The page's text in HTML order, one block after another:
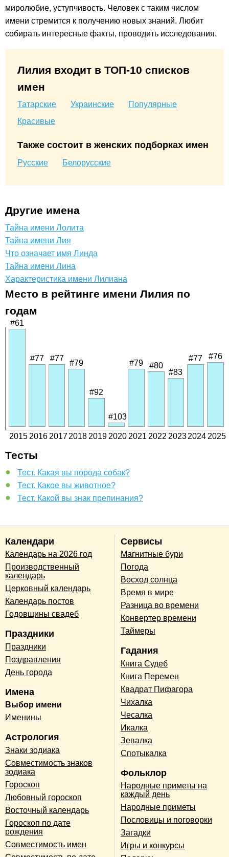
миролюбие, уступчивость. Человек с таким числом
имени стремится к получению новых знаний. Любит
собирать интересные факты, проводить исследования.
Лилия входит в ТОП-10 списков
имен
Татарские Украинские
Популярные
Красивые
Также состоит в женских подборках имен
Русские Белорусские
Другие имена
Тайна имени Лолита
Тайна имени Лия
Что означает имя Линда
Тайна имени Лина
Характеристика имени Лилиана
Место в рейтинге имени Лилия по
годам
#61
2015
#77
2016
#77
2017
#79
2018
#92
2019
#103
2020
#79
2021
#80
2022
#83
2023
#77
2024
#76
2025
Тесты
Тест. Какая вы порода собак?
Тест. Какое вы животное?
Тест. Какой вы знак препинания?
Календари
Календарь на 2026 год
Производственный
календарь
Церковный календарь
Календарь постов
Годовщины свадеб
Праздники
Праздники
Поздравления
День города
Имена
Выбор имени
Именины
Астрология
Знаки зодиака
Совместимость знаков
зодиака
Гороскоп
Любовный гороскоп
Восточный календарь
Гороскоп по дате
рождения
Совместимость имен
Сервисы
Магнитные бури
Погода
Восход солнца
Время в мире
Разница во времени
Конвертер времени
Таймеры
Гадания
Книга Судеб
Книга Перемен
Квадрат Пифагора
Чихалка
Чесалка
Икалка
Зевалка
Спотыкалка
Фольклор
Народные приметы на
каждый день
Народные приметы
Пословицы и поговорки
Загадки
Игры и конкурсы